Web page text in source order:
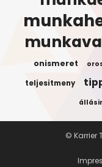
onismeret
teljesitmeny
© Karrier